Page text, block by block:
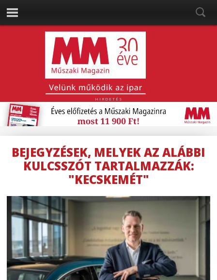
HIRDETÉS
BEJEGYZÉSEK, MELYEK AZ ALÁBBI
KULCSSZÓT TARTALMAZZÁK:
"KECSKEMÉT"